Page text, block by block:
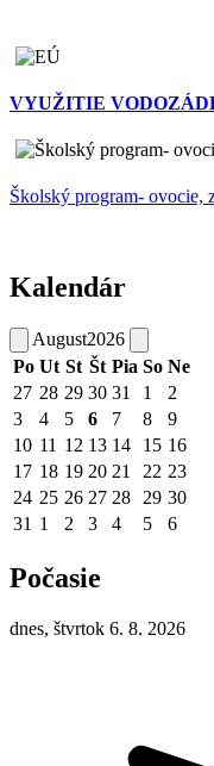
VYUŽITIE
Školský program- ovocie,
Kalendár
August2026
Po Ut St Št Pia So Ne
27 28 29 30 31 1
2
3
4 5 6 7 8
9
10 11 12 13 14 15 16
17 18 19 20 21 22 23
24 25 26 27 28 29 30
31 1 2 3 4 5 6
Počasie
dnes, štvrtok 6. 8. 2026